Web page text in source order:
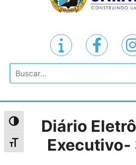
Alternar alto contraste
Alternar tamanho da fonte
Pesquisar
Diário
Executivo-